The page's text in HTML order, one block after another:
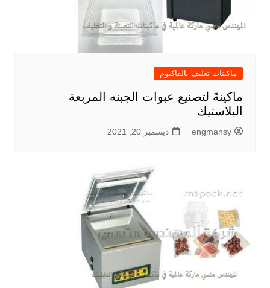
ماكينات تغليف بالفاكيوم
ماكينهً لتصنيع عبوات الجبنه المربعة
البلاستيك
engmansy ديسمبر 20, 2021